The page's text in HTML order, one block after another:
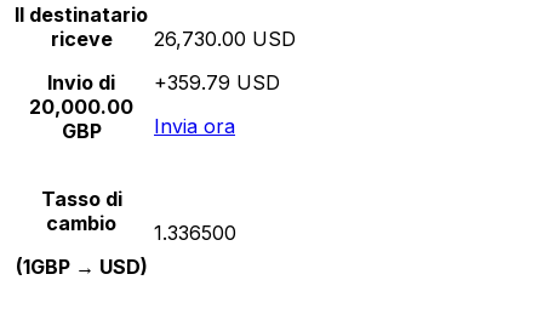
Il destinatario
riceve
Invio di
20,000.00
GBP
26,730.00 USD
+359.79 USD
Invia ora
Tasso di
cambio
(1GBP → USD)
1.336500